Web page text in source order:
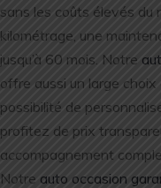
sans les coûts élevés
kilométrage, une
jusqu’à 60 mois. Notre
offre aussi un large
possibilité de
profitez de prix
accompagnement
Notre auto occasion